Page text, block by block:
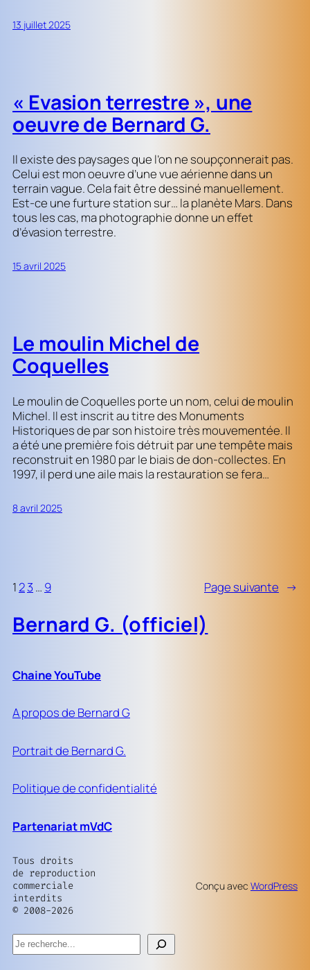
13 juillet 2025
« Evasion terrestre », une
oeuvre de Bernard G.
Il existe des paysages que l’on ne soupçonnerait pas.
Celui est mon oeuvre d’une vue aérienne dans un
terrain vague. Cela fait être dessiné manuellement.
Est-ce une furture station sur… la planète Mars. Dans
tous les cas, ma photographie donne un effet
d’évasion terrestre.
15 avril 2025
Le moulin Michel de
Coquelles
Le moulin de Coquelles porte un nom, celui de moulin
Michel. Il est inscrit au titre des Monuments
Historiques de par son histoire très mouvementée. Il
a été une première fois détruit par une tempête mais
reconstruit en 1980 par le biais de don-collectes. En
1997, il perd une aile mais la restauration se fera…
8 avril 2025
1 23 … 9 Page suivante →
Bernard G. (officiel)
Chaine YouTube
A propos de Bernard G
Portrait de Bernard G.
Politique de confidentialité
Partenariat mVdC
Tous droits
de reproduction
commerciale
interdits
© 2008-2026
Conçu avec WordPress
Rechercher